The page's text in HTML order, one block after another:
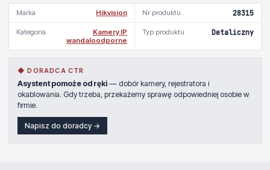
Marka Hikvision Nr produktu 28315
Kategoria
Kamery IP
wandaloodporne
Typ produktu Detaliczny
◆ DORADCA CTR
Asystent pomoże od ręki — dobór kamery, rejestratora i
okablowania. Gdy trzeba, przekażemy sprawę odpowiedniej osobie w
firmie.
Napisz do doradcy →